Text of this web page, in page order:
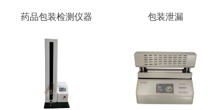
药品包装检测仪器 包装泄漏